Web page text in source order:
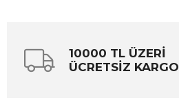
10000 TL ÜZERİ
ÜCRETSİZ KARGO